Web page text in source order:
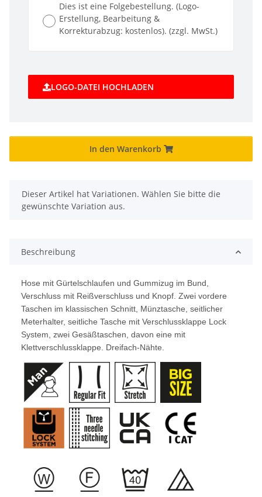
Dies ist eine Folgebestellung. (Logo-
Erstellung, Bearbeitung &
Korrekturabzug: kostenlos). (zzgl. MwSt.)
LOGO-DATEI HOCHLADEN
In den Warenkorb
x
Dieser Artikel hat Variationen. Wählen Sie bitte die
gewünschte Variation aus.
Beschreibung
Hose mit Gürtelschlaufen und Gummizug im Bund,
Verschluss mit Reißverschluss und Knopf. Zwei vordere
Taschen im klassischen Schnitt, Münztasche, seitlicher
Meterhalter, seitliche Tasche mit Verschlussklappe Lock
System, zwei Gesäßtaschen, davon eine mit
Klettverschlussklappe. Dreifach-Nähte.